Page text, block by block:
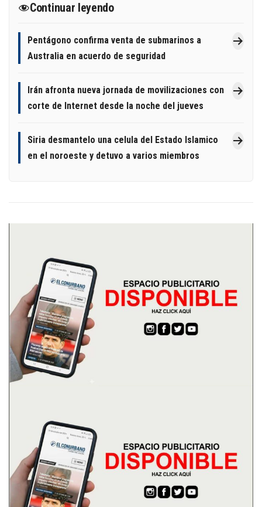
Continuar leyendo
Pentágono confirma venta de submarinos a
Australia en acuerdo de seguridad
Irán afronta nueva jornada de movilizaciones con
corte de Internet desde la noche del jueves
Siria desmantelo una celula del Estado Islamico
en el noroeste y detuvo a varios miembros